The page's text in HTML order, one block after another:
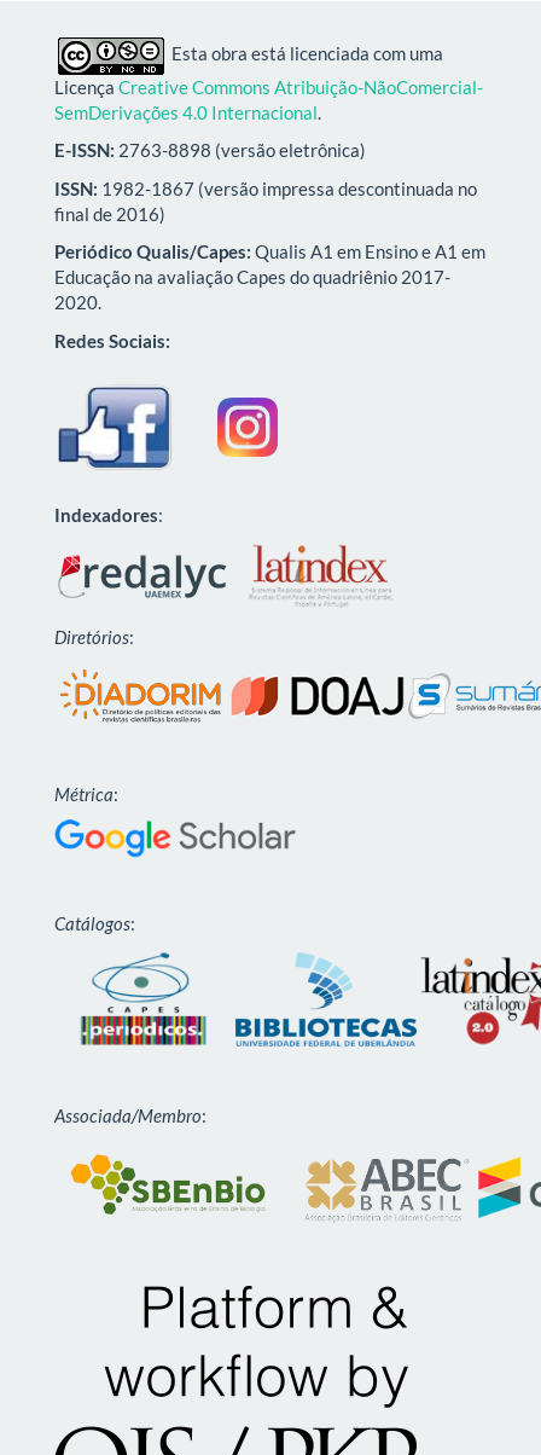
Esta obra está licenciada com uma
Licença Creative Commons Atribuição-NãoComercial-
SemDerivações 4.0 Internacional.
E-ISSN: 2763-8898 (versão eletrônica)
ISSN: 1982-1867 (versão impressa descontinuada no
final de 2016)
Periódico Qualis/Capes: Qualis A1 em Ensino e A1 em
Educação na avaliação Capes do quadriênio 2017-
2020.
Redes Sociais:
Indexadores:
Diretórios:
Métrica:
Catálogos:
Associada/Membro: